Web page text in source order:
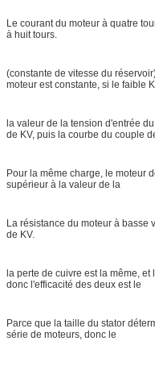
Le courant du moteur à quatre
à huit tours.
(constante de vitesse du
moteur est constante, si le faible
la valeur de la tension d'entrée
de KV, puis la courbe du couple
Pour la même charge, le moteur
supérieur à la valeur de la
La résistance du moteur à basse
de KV.
la perte de cuivre est la même,
donc l'efficacité des deux est le
Parce que la taille du stator
série de moteurs, donc le